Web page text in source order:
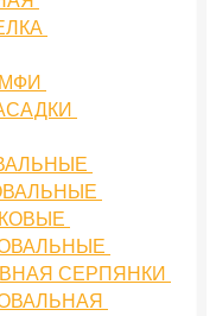
СЕРПЯНКИ